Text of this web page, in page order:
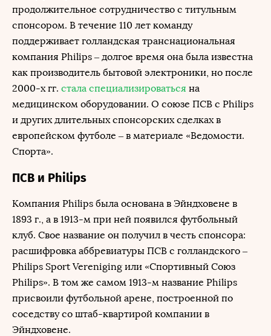
продолжительное сотрудничество с титульным
спонсором. В течение 110 лет команду
поддерживает голландская транснациональная
компания Philips – долгое время она была известна
как производитель бытовой электроники, но после
2000-х гг. стала специализироваться на
медицинском оборудовании. О союзе ПСВ с Philips
и других длительных спонсорских сделках в
европейском футболе – в материале «Ведомости.
Спорта».
ПСВ и Philips
Компания Philips была основана в Эйндховене в
1893 г., а в 1913-м при ней появился футбольный
клуб. Свое название он получил в честь спонсора:
расшифровка аббревиатуры ПСВ с голландского –
Philips Sport Vereniging или «Спортивный Союз
Philips». В том же самом 1913-м название Philips
присвоили футбольной арене, построенной по
соседству со штаб-квартирой компании в
Эйндховене.